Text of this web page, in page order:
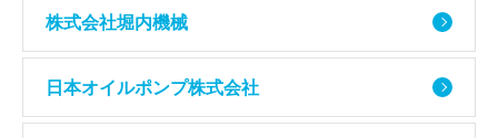
株式会社堀内機械
日本オイルポンプ株式会社